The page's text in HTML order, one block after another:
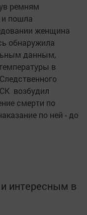
ремням
и пошла
женщина
обнаружила
данным,
в
возбудил
смерти по
по ней - до
интересным в